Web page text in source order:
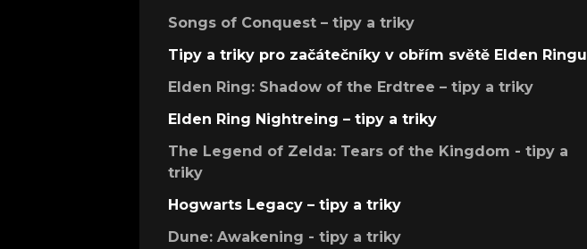
Songs of Conquest – tipy a triky
Tipy a triky pro začátečníky v obřím světě Elden Ringu
Elden Ring: Shadow of the Erdtree – tipy a triky
Elden Ring Nightreing – tipy a triky
The Legend of Zelda: Tears of the Kingdom - tipy a
triky
Hogwarts Legacy – tipy a triky
Dune: Awakening - tipy a triky